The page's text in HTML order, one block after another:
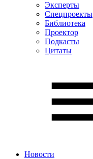
Эксперты
Спецпроекты
Библиотека
Проектор
Подкасты
Цитаты
Новости